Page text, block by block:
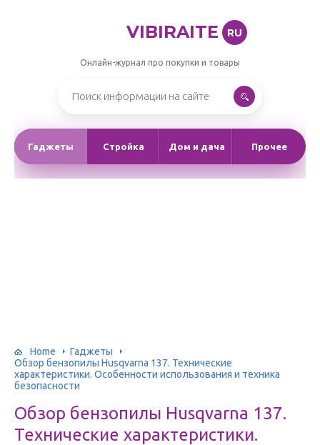
VIBIRAITE RU
Онлайн-журнал про покупки и товары
Гаджеты Стройка Дом и дача Прочее
Home
Гаджеты
Обзор бензопилы Husqvarna 137. Технические
характеристики. Особенности использования и техника
безопасности
Обзор бензопилы Husqvarna 137.
Технические характеристики.